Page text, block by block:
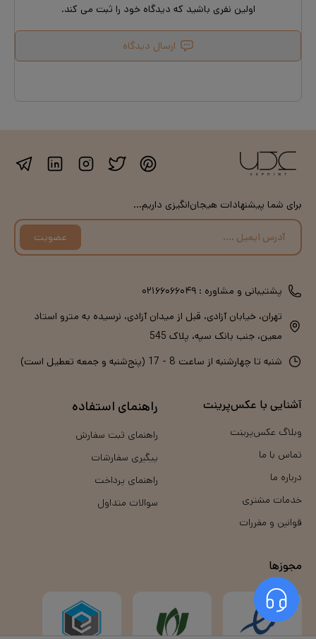
اولین نفری باشید که دیدگاه خود را ثبت می کند.
ارسال دیدگاه
برای شما پیشنهادات هیجان‌انگیزی داریم...
عضویت
پشتیبانی و مشاوره : ۰۲۱۶۶۰۶۶۰۴۹
تهران، خیابان آزادی، قبل از میدان آزادی، نرسیده به مترو استاد
معین، جنب بانک سپه، پلاک 545
شنبه تا چهارشنبه از ساعت 8 - 17 (پنج‌شنبه و جمعه تعطیل است)
آشنایی با عکس‌پرینت
وبلاگ عکس‌پرینت
تماس با ما
درباره ما
خدمات مشتری
قوانین و مقررات
راهنمای استفاده
راهنمای ثبت سفارش
پیگیری سفارشات
راهنمای پرداخت
سوالات متداول
مجوزها